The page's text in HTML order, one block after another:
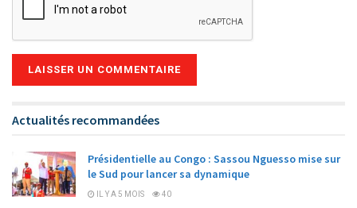
Actualités recommandées
Présidentielle au Congo : Sassou Nguesso mise sur
le Sud pour lancer sa dynamique
IL Y A 5 MOIS 40